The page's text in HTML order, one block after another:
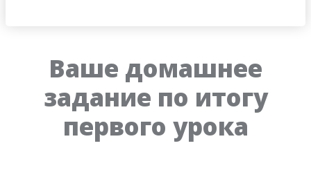
Ваше домашнее
задание по итогу
первого урока